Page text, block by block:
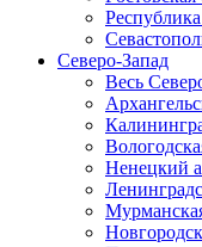
Северо-Запад
Весь
Ненецкий